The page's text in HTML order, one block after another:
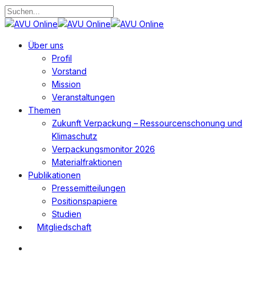
Zum
Hauptinhalt
Suche
Suchen
Menü
Über uns
Profil
Vorstand
Mission
Veranstaltungen
Themen
Zukunft Verpackung – Ressourcenschonung und
Klimaschutz
Verpackungsmonitor 2026
Materialfraktionen
Publikationen
Pressemitteilungen
Positionspapiere
Studien
Mitgliedschaft